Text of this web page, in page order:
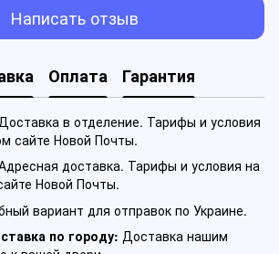
Написать отзыв
Оплата Гарантия
в отделение. Тарифы и условия
сайте Новой Почты.
доставка. Тарифы и условия на
Новой Почты.
вариант для отправок по Украине.
по городу: Доставка нашим